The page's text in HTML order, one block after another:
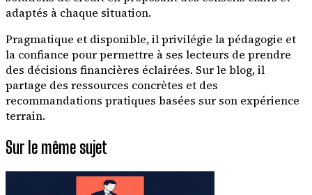
adaptés à chaque situation.
Pragmatique et disponible, il privilégie la pédagogie et
la confiance pour permettre à ses lecteurs de prendre
des décisions financières éclairées. Sur le blog, il
partage des ressources concrètes et des
recommandations pratiques basées sur son expérience
terrain.
Sur le même sujet